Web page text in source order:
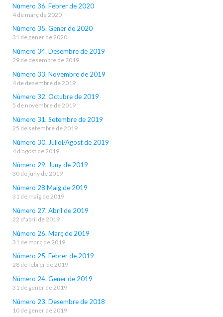
Número 36. Febrer de 2020
4 de març de 2020
Número 35. Gener de 2020
31 de gener de 2020
Número 34. Desembre de 2019
29 de desembre de 2019
Número 33. Novembre de 2019
4 de desembre de 2019
Número 32. Octubre de 2019
5 de novembre de 2019
Número 31. Setembre de 2019
25 de setembre de 2019
Número 30. Juliol/Agost de 2019
4 d'agost de 2019
Número 29. Juny de 2019
30 de juny de 2019
Número 28 Maig de 2019
31 de maig de 2019
Número 27. Abril de 2019
22 d'abril de 2019
Número 26. Març de 2019
31 de març de 2019
Número 25. Febrer de 2019
28 de febrer de 2019
Número 24. Gener de 2019
31 de gener de 2019
Número 23. Desembre de 2018
10 de gener de 2019